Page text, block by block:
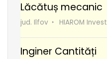
Lăcătuș mecanic
jud. Ilfov HIAROM Invest
Inginer Cantități